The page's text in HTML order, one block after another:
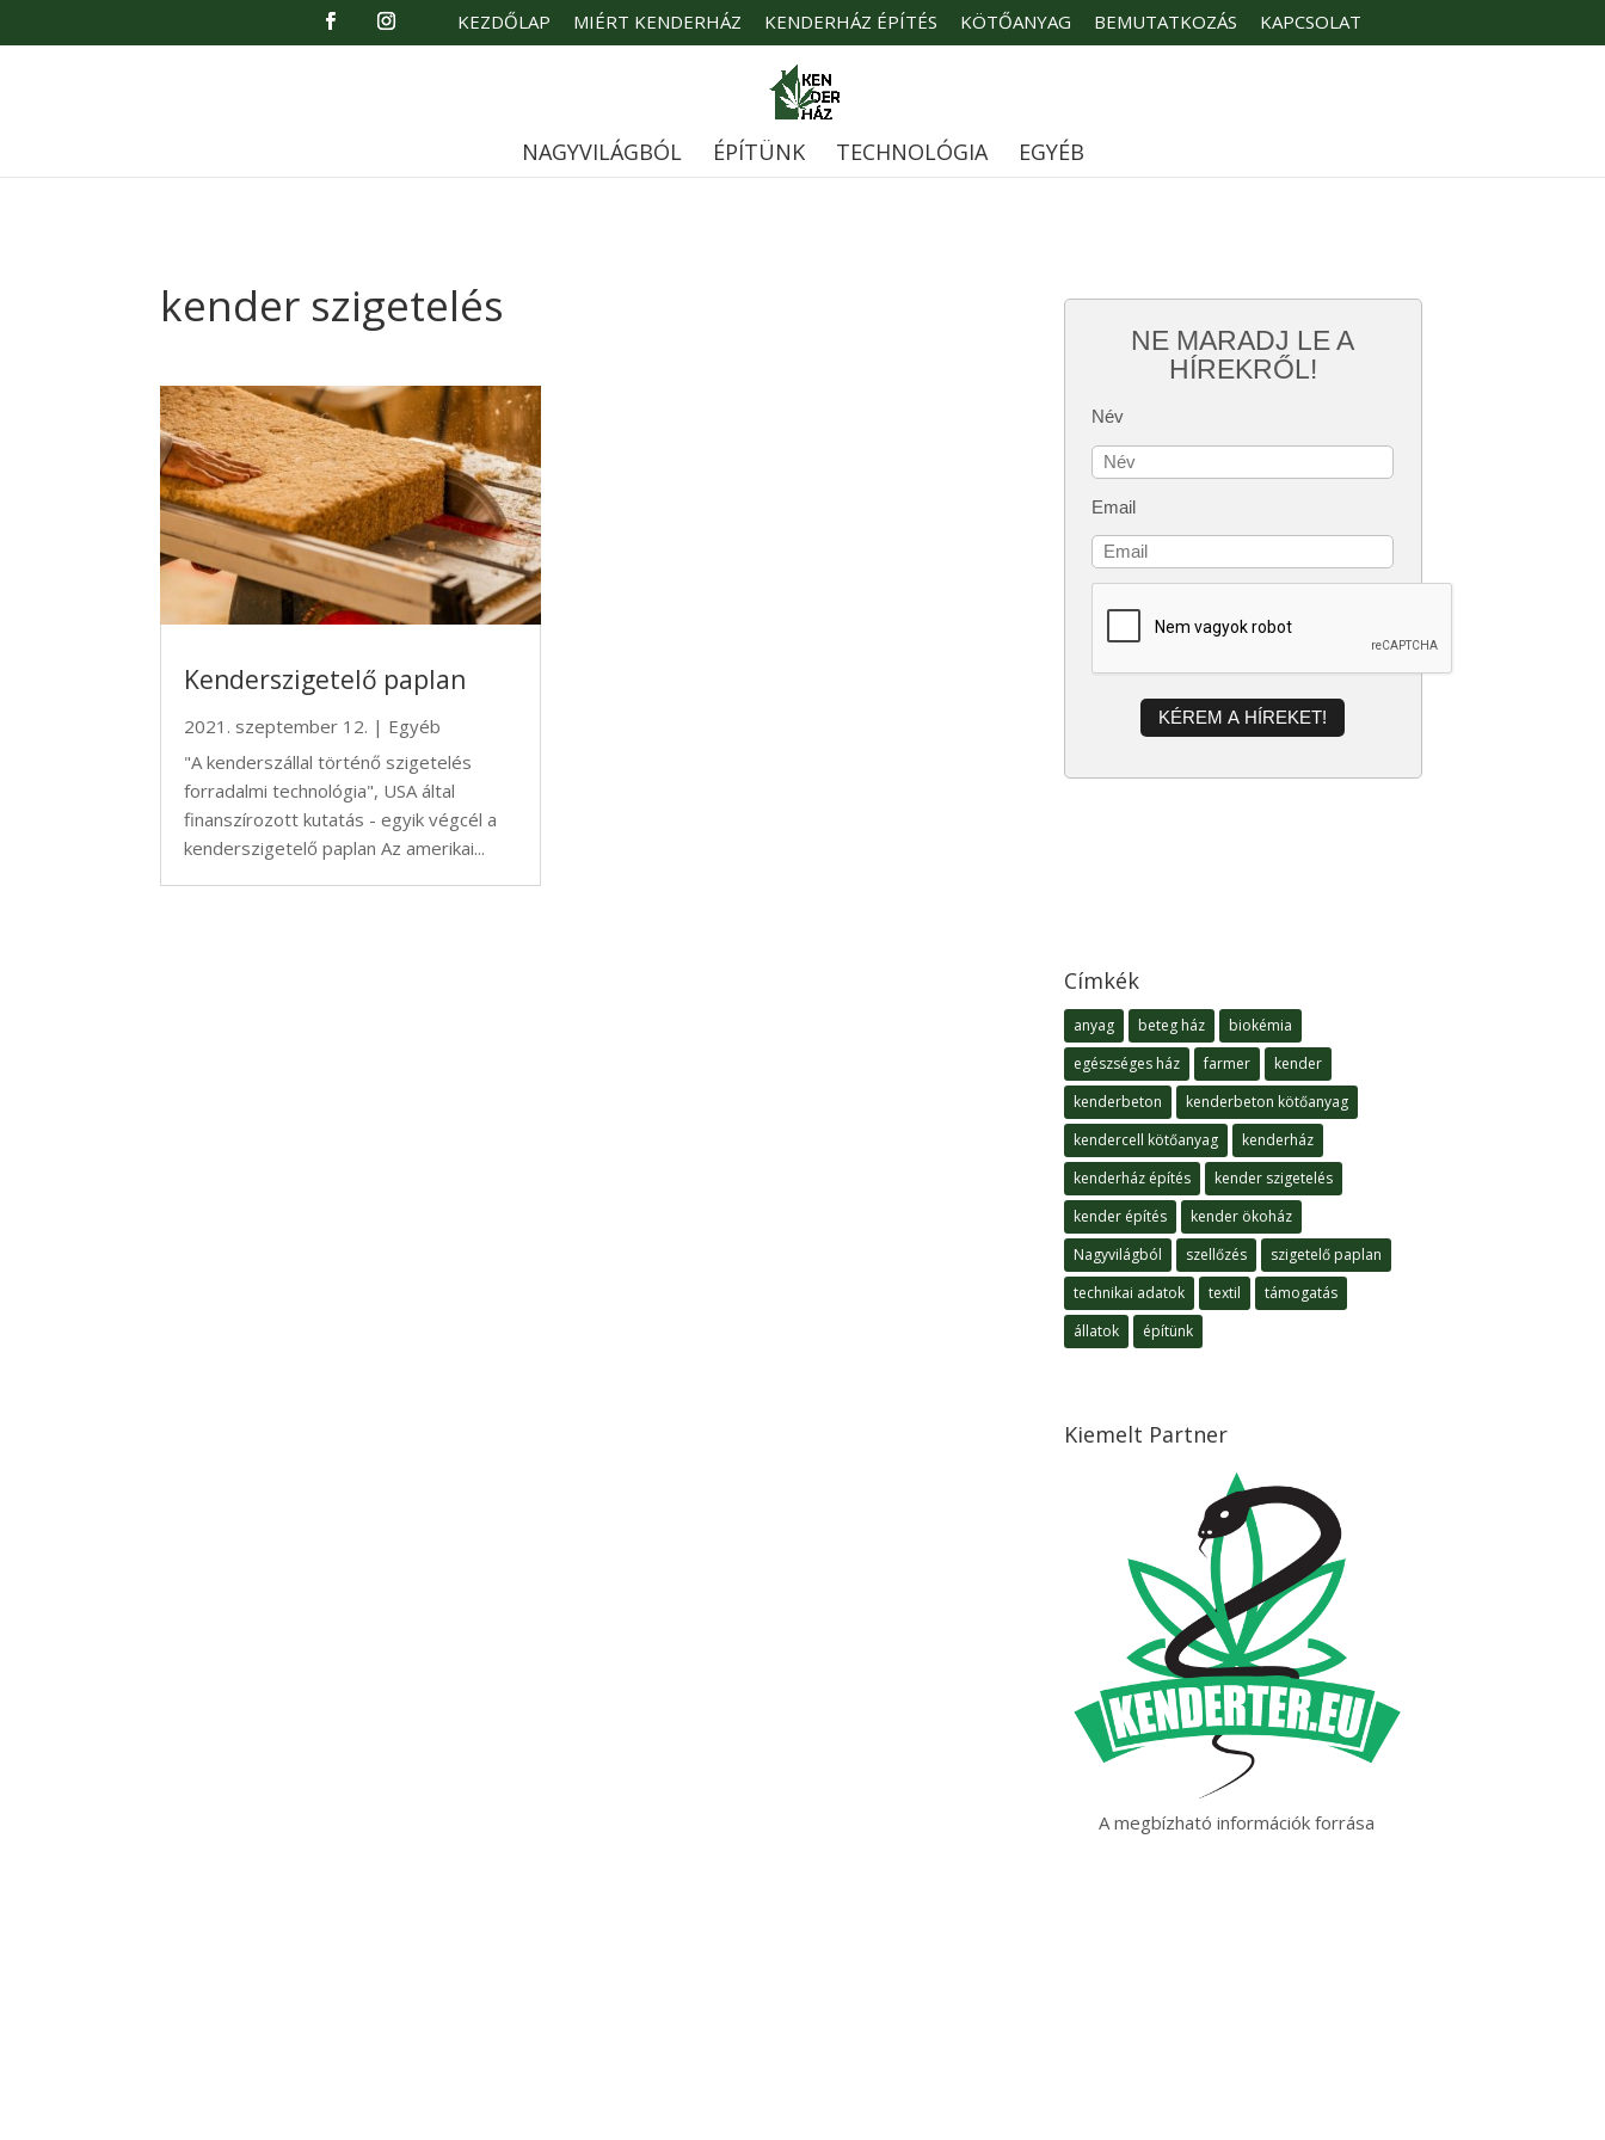
KEZDŐLAP MIÉRT KENDERHÁZ KENDERHÁZ ÉPÍTÉS KÖTŐANYAG BEMUTATKOZÁS KAPCSOLAT
NAGYVILÁGBÓL ÉPÍTÜNK TECHNOLÓGIA EGYÉB
kender szigetelés
Kenderszigetelő paplan
2021. szeptember 12. | Egyéb
"A kenderszállal történő szigetelés
forradalmi technológia", USA által
finanszírozott kutatás - egyik végcél a
kenderszigetelő paplan Az amerikai...
NE MARADJ LE A
HÍREKRŐL!
Név
Email
KÉREM A HÍREKET!
Címkék
anyag beteg ház
biokémia
egészséges ház
farmer
kender
kenderbeton
kenderbeton kötőanyag
kendercell kötőanyag
kenderház
kenderház építés
kender szigetelés
kender építés
kender ökoház
Nagyvilágból
szellőzés
szigetelő paplan
technikai adatok
textil
támogatás
állatok
építünk
Kiemelt Partner
A megbízható információk forrása